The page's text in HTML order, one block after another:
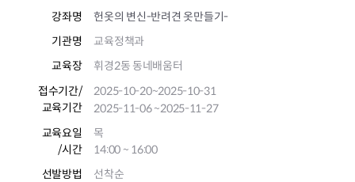
강좌명
헌옷의 변신-반려견 옷만들기-
기관명
교육정책과
교육장
휘경2동 동네배움터
접수기간/
교육기간
2025-10-20~2025-10-31
2025-11-06~2025-11-27
교육요일
/시간
목
14:00 ~ 16:00
선발방법
선착순